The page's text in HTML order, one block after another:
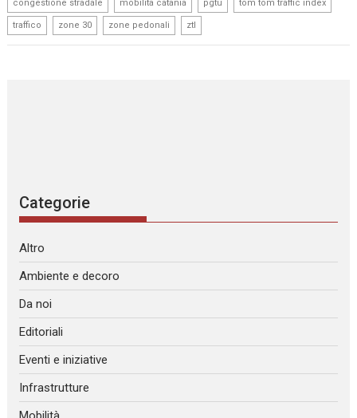
congestione stradale mobilita catania pgtu tom tom traffic index
traffico zone 30 zone pedonali ztl
Categorie
Altro
Ambiente e decoro
Da noi
Editoriali
Eventi e iniziative
Infrastrutture